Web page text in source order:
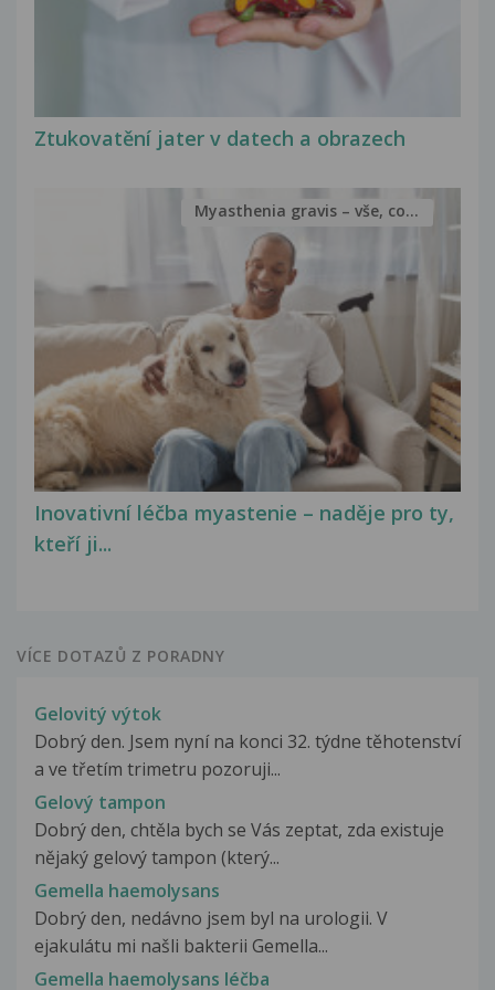
Ztukovatění jater v datech a obrazech
Inovativní léčba myastenie – naděje pro ty,
kteří ji...
Myasthenia gravis – vše, co...
VÍCE DOTAZŮ Z PORADNY
Gelovitý výtok
Dobrý den. Jsem nyní na konci 32. týdne těhotenství
a ve třetím trimetru pozoruji...
Gelový tampon
Dobrý den, chtěla bych se Vás zeptat, zda existuje
nějaký gelový tampon (který...
Gemella haemolysans
Dobrý den, nedávno jsem byl na urologii. V
ejakulátu mi našli bakterii Gemella...
Gemella haemolysans léčba